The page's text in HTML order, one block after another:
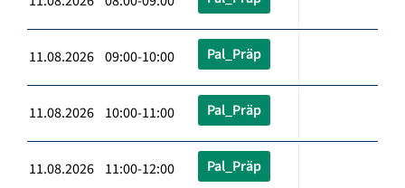
11.08.2026 09:00-10:00 Pal_Präp
11.08.2026 10:00-11:00 Pal_Präp
11.08.2026 11:00-12:00 Pal_Präp